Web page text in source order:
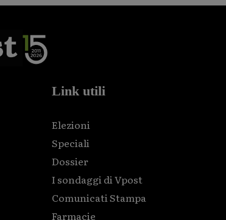
Link utili
Elezioni
Speciali
Dossier
I sondaggi di Vpost
Comunicati Stampa
Farmacie